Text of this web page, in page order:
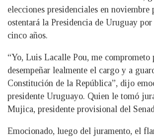
elecciones presidenciales en noviembre
ostentará la Presidencia de Uruguay
cinco años.
“Yo, Luis Lacalle Pou, me comprometo
desempeñar lealmente el cargo y a
Constitución de la República”, dijo
presidente Uruguayo. Quien le tomó
Mujica, presidente provisional del
Emocionado, luego del juramento, el